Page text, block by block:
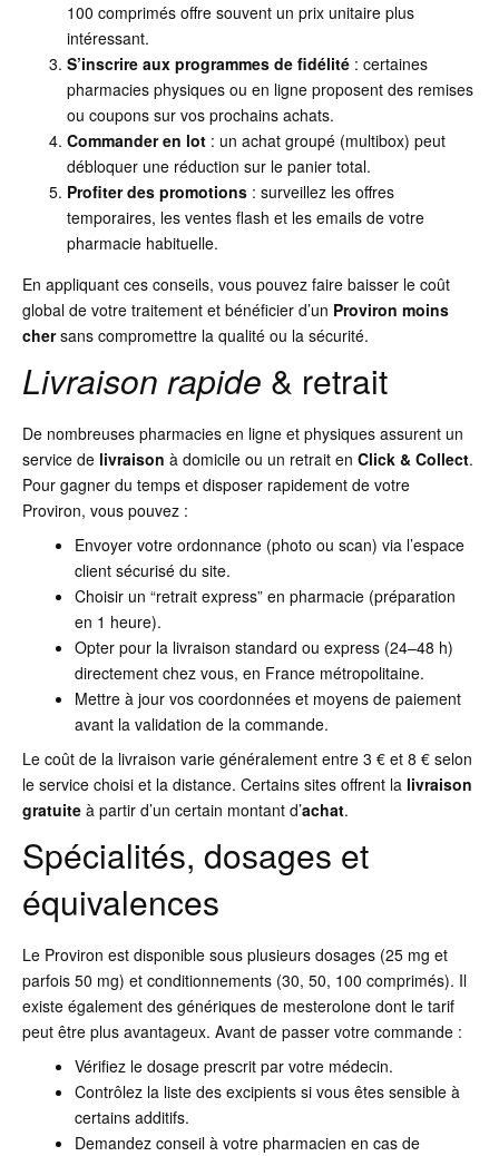
100 comprimés offre souvent un prix unitaire plus
intéressant.
S’inscrire aux programmes de fidélité : certaines
pharmacies physiques ou en ligne proposent des remises
ou coupons sur vos prochains achats.
Commander en lot : un achat groupé (multibox) peut
débloquer une réduction sur le panier total.
Profiter des promotions : surveillez les offres
temporaires, les ventes flash et les emails de votre
pharmacie habituelle.
En appliquant ces conseils, vous pouvez faire baisser le coût
global de votre traitement et bénéficier d’un Proviron moins
chersans compromettre la qualité ou la sécurité.
Livraison rapide & retrait
De nombreuses pharmacies en ligne et physiques assurent un
service de livraison à domicile ou un retrait en Click & Collect.
Pour gagner du temps et disposer rapidement de votre
Proviron, vous pouvez :
Envoyer votre ordonnance (photo ou scan) via l’espace
client sécurisé du site.
Choisir un “retrait express” en pharmacie (préparation
en 1 heure).
Opter pour la livraison standard ou express (24–48 h)
directement chez vous, en France métropolitaine.
Mettre à jour vos coordonnées et moyens de paiement
avant la validation de la commande.
Le coût de la livraison varie généralement entre 3 € et 8 € selon
le service choisi et la distance. Certains sites offrent la livraison
gratuite à partir d’un certain montant d’achat.
Spécialités, dosages et
équivalences
Le Proviron est disponible sous plusieurs dosages (25 mg et
parfois 50 mg) et conditionnements (30, 50, 100 comprimés). Il
existe également des génériques de mesterolone dont le tarif
peut être plus avantageux. Avant de passer votre commande :
Vérifiez le dosage prescrit par votre médecin.
Contrôlez la liste des excipients si vous êtes sensible à
certains additifs.
Demandez conseil à votre pharmacien en cas de